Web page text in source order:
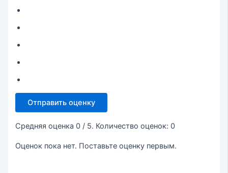
Отправить оценку
Средняя оценка 0 / 5. Количество оценок: 0
Оценок пока нет. Поставьте оценку первым.